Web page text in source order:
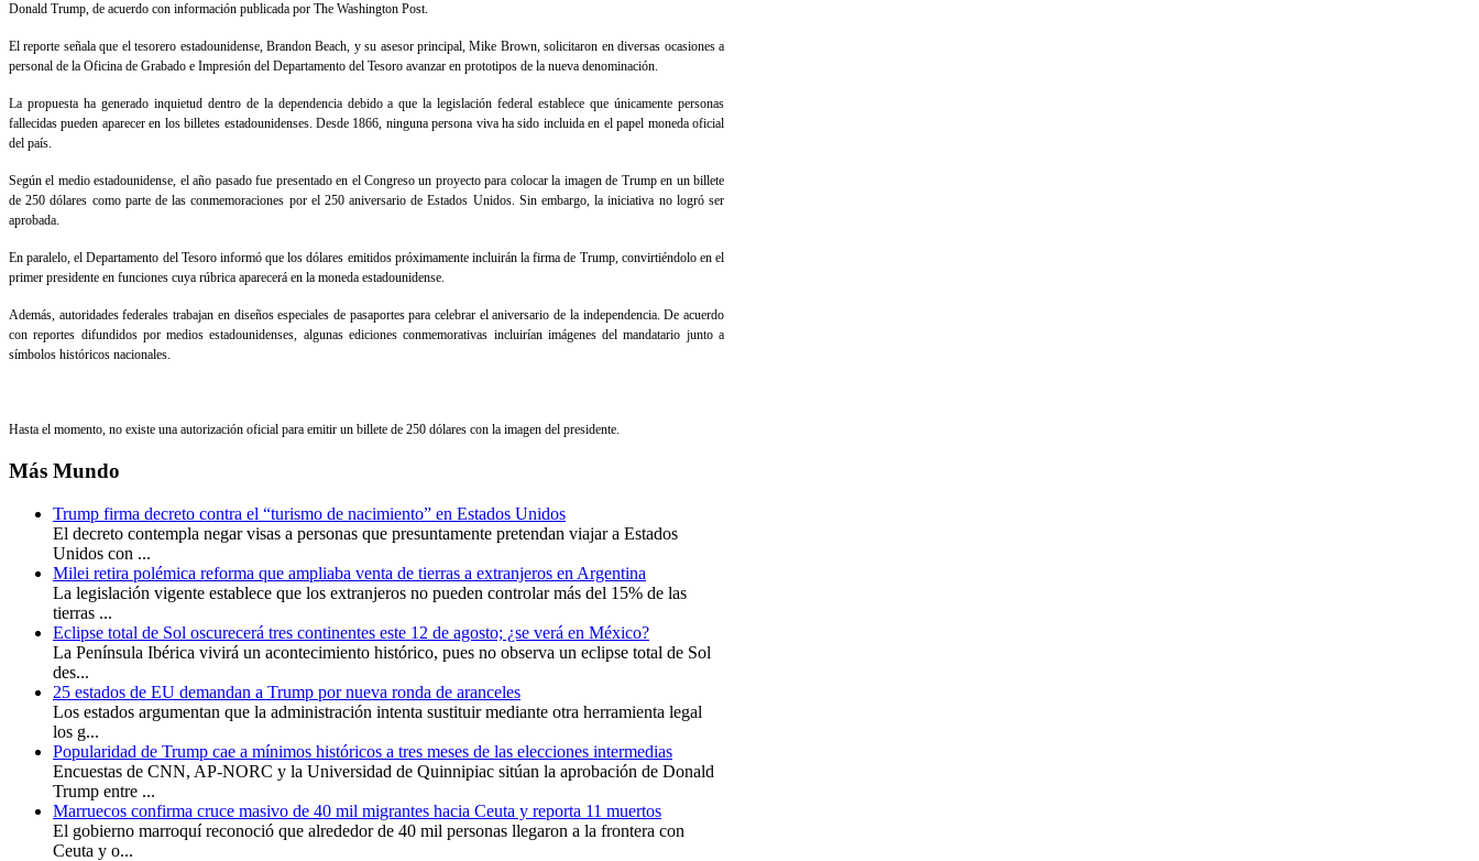
Donald Trump, de acuerdo con información publicada por The Washington Post.
El reporte señala que el tesorero estadounidense, Brandon Beach, y su asesor principal, Mike Brown, solicitaron en diversas ocasiones a
personal de la Oficina de Grabado e Impresión del Departamento del Tesoro avanzar en prototipos de la nueva denominación.
La propuesta ha generado inquietud dentro de la dependencia debido a que la legislación federal establece que únicamente personas
fallecidas pueden aparecer en los billetes estadounidenses. Desde 1866, ninguna persona viva ha sido incluida en el papel moneda oficial
del país.
Según el medio estadounidense, el año pasado fue presentado en el Congreso un proyecto para colocar la imagen de Trump en un billete
de 250 dólares como parte de las conmemoraciones por el 250 aniversario de Estados Unidos. Sin embargo, la iniciativa no logró ser
aprobada.
En paralelo, el Departamento del Tesoro informó que los dólares emitidos próximamente incluirán la firma de Trump, convirtiéndolo en el
primer presidente en funciones cuya rúbrica aparecerá en la moneda estadounidense.
Además, autoridades federales trabajan en diseños especiales de pasaportes para celebrar el aniversario de la independencia. De acuerdo
con reportes difundidos por medios estadounidenses, algunas ediciones conmemorativas incluirían imágenes del mandatario junto a
símbolos históricos nacionales.
Hasta el momento, no existe una autorización oficial para emitir un billete de 250 dólares con la imagen del presidente.
Más Mundo
Trump firma decreto contra el “turismo de nacimiento” en Estados Unidos
El decreto contempla negar visas a personas que presuntamente pretendan viajar a Estados
Unidos con ...
Milei retira polémica reforma que ampliaba venta de tierras a extranjeros en Argentina
La legislación vigente establece que los extranjeros no pueden controlar más del 15% de las
tierras ...
Eclipse total de Sol oscurecerá tres continentes este 12 de agosto; ¿se verá en México?
La Península Ibérica vivirá un acontecimiento histórico, pues no observa un eclipse total de Sol
des...
25 estados de EU demandan a Trump por nueva ronda de aranceles
Los estados argumentan que la administración intenta sustituir mediante otra herramienta legal
los g...
Popularidad de Trump cae a mínimos históricos a tres meses de las elecciones intermedias
Encuestas de CNN, AP-NORC y la Universidad de Quinnipiac sitúan la aprobación de Donald
Trump entre ...
Marruecos confirma cruce masivo de 40 mil migrantes hacia Ceuta y reporta 11 muertos
El gobierno marroquí reconoció que alrededor de 40 mil personas llegaron a la frontera con
Ceuta y o...